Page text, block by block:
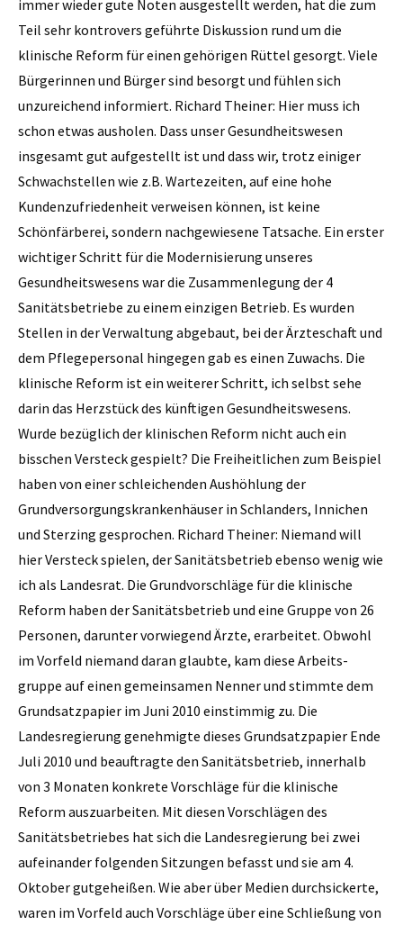
immer wieder gute Noten ausgestellt werden, hat die zum
Teil sehr kontrovers geführte Diskussion rund um die
klinische Reform für einen gehörigen Rüttel gesorgt. Viele
Bürgerinnen und Bürger sind besorgt und fühlen sich
unzureichend informiert. Richard Theiner: Hier muss ich
schon etwas ausholen. Dass unser Gesundheitswesen
insgesamt gut aufgestellt ist und dass wir, trotz einiger
Schwachstellen wie z.B. Wartezeiten, auf eine hohe
Kundenzufriedenheit verweisen können, ist keine
Schönfärberei, sondern nachgewiesene Tatsache. Ein erster
wichtiger Schritt für die Modernisierung unseres
Gesundheitswesens war die Zusammenlegung der 4
Sanitätsbetriebe zu einem einzigen Betrieb. Es wurden
Stellen in der Verwaltung abgebaut, bei der Ärzteschaft und
dem Pflegepersonal hingegen gab es einen Zuwachs. Die
klinische Reform ist ein weiterer Schritt, ich selbst sehe
darin das Herzstück des künftigen Gesundheitswesens.
Wurde bezüglich der klinischen Reform nicht auch ein
bisschen Versteck ge­spielt? Die Freiheitlichen zum Beispiel
haben von einer schleichenden Aushöhlung der
Grundversorgungskrankenhäuser in Schlanders, Innichen
und Sterzing ge­sprochen. Richard Theiner: Niemand will
hier Versteck spielen, der Sanitätsbetrieb ebenso wenig wie
ich als Landesrat. Die Grundvorschläge für die klinische
Reform haben der Sanitätsbetrieb und eine Gruppe von 26
Personen, darunter vorwiegend Ärzte, erarbeitet. Obwohl
im Vorfeld niemand daran glaubte, kam diese Arbeits­
gruppe auf einen gemeinsamen Nenner und stimmte dem
Grundsatzpapier im Juni 2010 einstimmig zu. Die
Landesregierung genehmigte dieses Grundsatzpapier Ende
Juli 2010 und beauftragte den Sanitätsbetrieb, innerhalb
von 3 Monaten konkrete Vorschläge für die klinische
Reform auszuarbeiten. Mit diesen Vorschlägen des
Sanitätsbetriebes hat sich die Landesregierung bei zwei
aufeinander folgenden Sitzungen befasst und sie am 4.
Oktober gutgeheißen. Wie aber über Medien durchsickerte,
­waren im Vorfeld auch Vorschläge über eine Schließung von